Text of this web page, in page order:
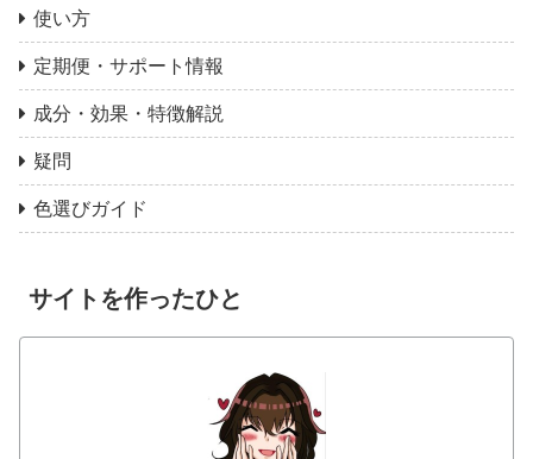
使い方
定期便・サポート情報
成分・効果・特徴解説
疑問
色選びガイド
サイトを作ったひと